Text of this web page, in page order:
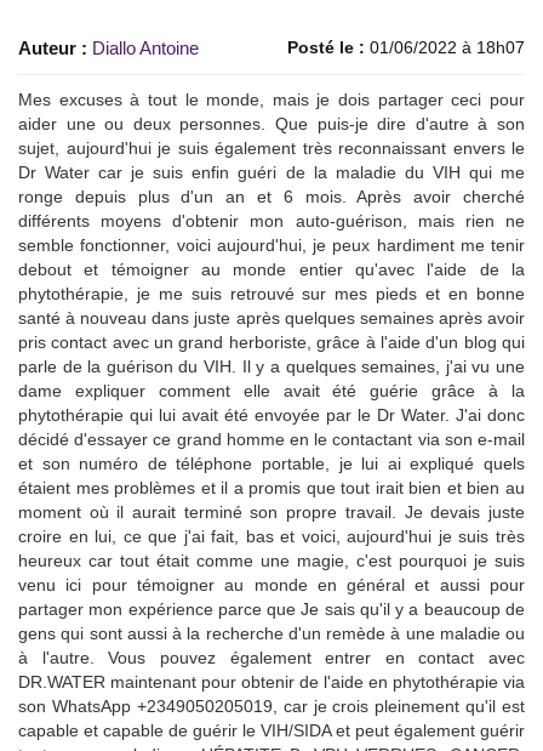
Auteur : Diallo Antoine Posté le : 01/06/2022 à 18h07
Mes excuses à tout le monde, mais je dois partager ceci pour
aider une ou deux personnes. Que puis-je dire d'autre à son
sujet, aujourd'hui je suis également très reconnaissant envers le
Dr Water car je suis enfin guéri de la maladie du VIH qui me
ronge depuis plus d'un an et 6 mois. Après avoir cherché
différents moyens d'obtenir mon auto-guérison, mais rien ne
semble fonctionner, voici aujourd'hui, je peux hardiment me tenir
debout et témoigner au monde entier qu'avec l'aide de la
phytothérapie, je me suis retrouvé sur mes pieds et en bonne
santé à nouveau dans juste après quelques semaines après avoir
pris contact avec un grand herboriste, grâce à l'aide d'un blog qui
parle de la guérison du VIH. Il y a quelques semaines, j'ai vu une
dame expliquer comment elle avait été guérie grâce à la
phytothérapie qui lui avait été envoyée par le Dr Water. J'ai donc
décidé d'essayer ce grand homme en le contactant via son e-mail
et son numéro de téléphone portable, je lui ai expliqué quels
étaient mes problèmes et il a promis que tout irait bien et bien au
moment où il aurait terminé son propre travail. Je devais juste
croire en lui, ce que j'ai fait, bas et voici, aujourd'hui je suis très
heureux car tout était comme une magie, c'est pourquoi je suis
venu ici pour témoigner au monde en général et aussi pour
partager mon expérience parce que Je sais qu'il y a beaucoup de
gens qui sont aussi à la recherche d'un remède à une maladie ou
à l'autre. Vous pouvez également entrer en contact avec
DR.WATER maintenant pour obtenir de l'aide en phytothérapie via
son WhatsApp +2349050205019, car je crois pleinement qu'il est
capable et capable de guérir le VIH/SIDA et peut également guérir